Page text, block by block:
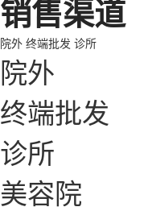
销售渠道
院外 终端批发 诊所
院外
终端批发
诊所
美容院